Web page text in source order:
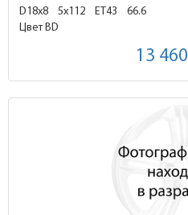
D18x8 5x112 ET43
66.6
Цвет BD
13 460